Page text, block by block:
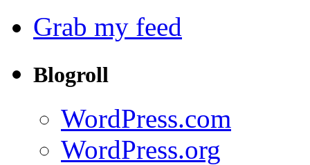
Grab my feed
Blogroll
WordPress.com
WordPress.org